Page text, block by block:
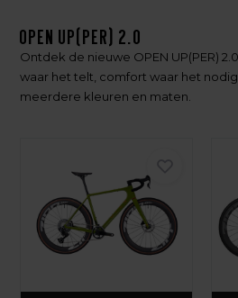
OPEN UP(PER) 2.0
Ontdek de nieuwe OPEN UP(PER)
waar het telt, comfort waar het nodig
meerdere kleuren en maten.